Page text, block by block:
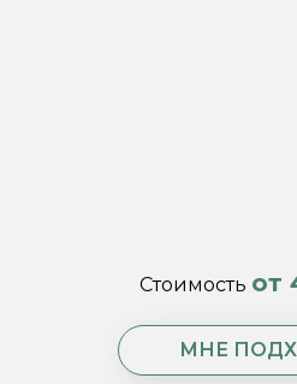
Стоимость от
МНЕ